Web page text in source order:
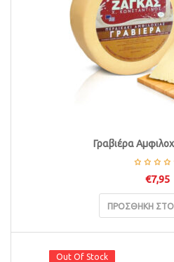
Γραβιέρα
€7,95
ΠΡΟΣΘΉΚΗ ΣΤΟ
Out Of Stock
Out Of Stock